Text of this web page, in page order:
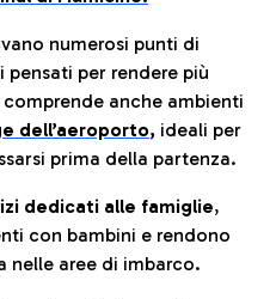
numerosi punti di
per rendere più
comprende anche ambienti
dell’aeroporto, ideali per
prima della partenza.
dedicati alle famiglie,
con bambini e rendono
nelle aree di imbarco.